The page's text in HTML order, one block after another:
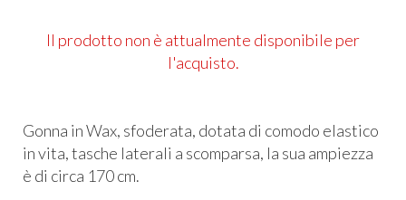
Il prodotto non è attualmente disponibile per
l'acquisto.
Gonna in Wax, sfoderata, dotata di comodo elastico
in vita, tasche laterali a scomparsa, la sua ampiezza
è di circa 170 cm.